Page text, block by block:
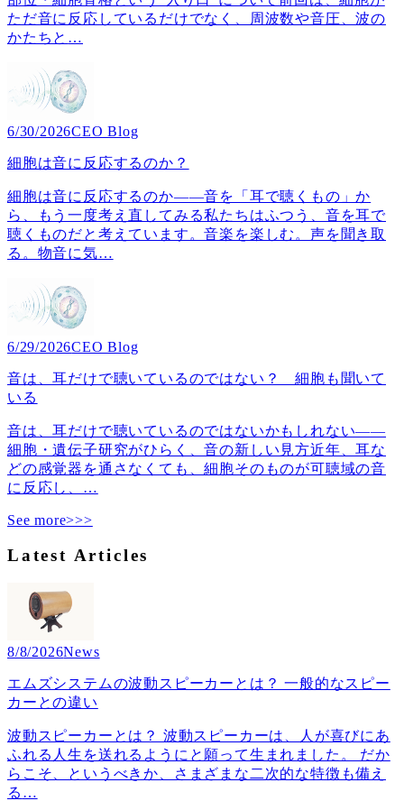
ただ音に反応しているだけでなく、周波数や音圧、波の
かたちと …
6/30/2026CEO Blog
細胞は音に反応するのか？
細胞は音に反応するのか――音を「耳で聴くもの」か
ら、もう一度考え直してみる私たちはふつう、音を耳で
聴くものだと考えています。音楽を楽しむ。声を聞き取
る。物音に気…
6/29/2026CEO Blog
音は、耳だけで聴いているのではない？ 細胞も聞いて
いる
音は、耳だけで聴いているのではないかもしれない――
細胞・遺伝子研究がひらく、音の新しい見方近年、耳な
どの感覚器を通さなくても、細胞そのものが可聴域の音
に反応し、 …
See more>>>
Latest Articles
8/8/2026News
エムズシステムの波動スピーカーとは？ 一般的なスピー
カーとの違い
波動スピーカーとは？ 波動スピーカーは、人が喜びにあ
ふれる人生を送れるようにと願って生まれました。 だか
らこそ、というべきか、さまざまな二次的な特徴も備え
る …